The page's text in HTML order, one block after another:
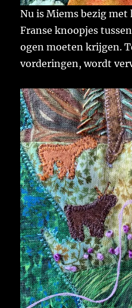
Nu is Miems bezig met
Franse knoopjes
ogen moeten krijgen.
vorderingen, wordt